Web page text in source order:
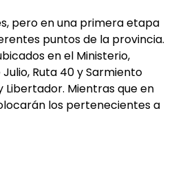
pero en una primera etapa
puntos de la provincia.
en el Ministerio,
Ruta 40 y Sarmiento
Libertador. Mientras que en
los pertenecientes a